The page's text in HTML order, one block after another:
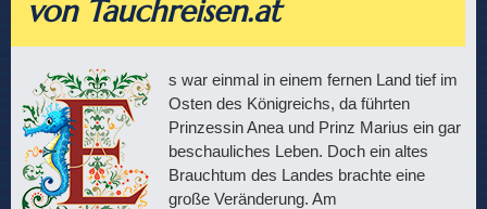
von Tauchreisen.at
s war einmal in einem fernen Land tief im
Osten des Königreichs, da führten
Prinzessin Anea und Prinz Marius ein gar
beschauliches Leben. Doch ein altes
Brauchtum des Landes brachte eine
große Veränderung. Am